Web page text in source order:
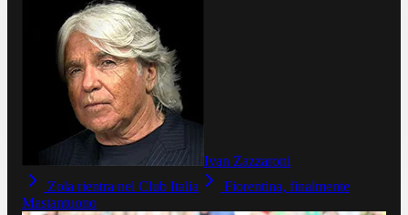
Ivan Zazzaroni
Zola rientra nel Club Italia
Fiorentina, finalmente
Mastantuono